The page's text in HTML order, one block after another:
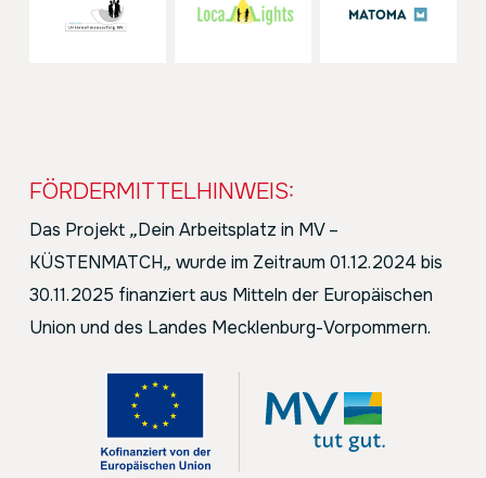
FÖRDERMITTELHINWEIS:
Das Projekt „Dein Arbeitsplatz in MV –
KÜSTENMATCH„ wurde im Zeitraum 01.12.2024 bis
30.11.2025 finanziert aus Mitteln der Europäischen
Union und des Landes Mecklenburg-Vorpommern.